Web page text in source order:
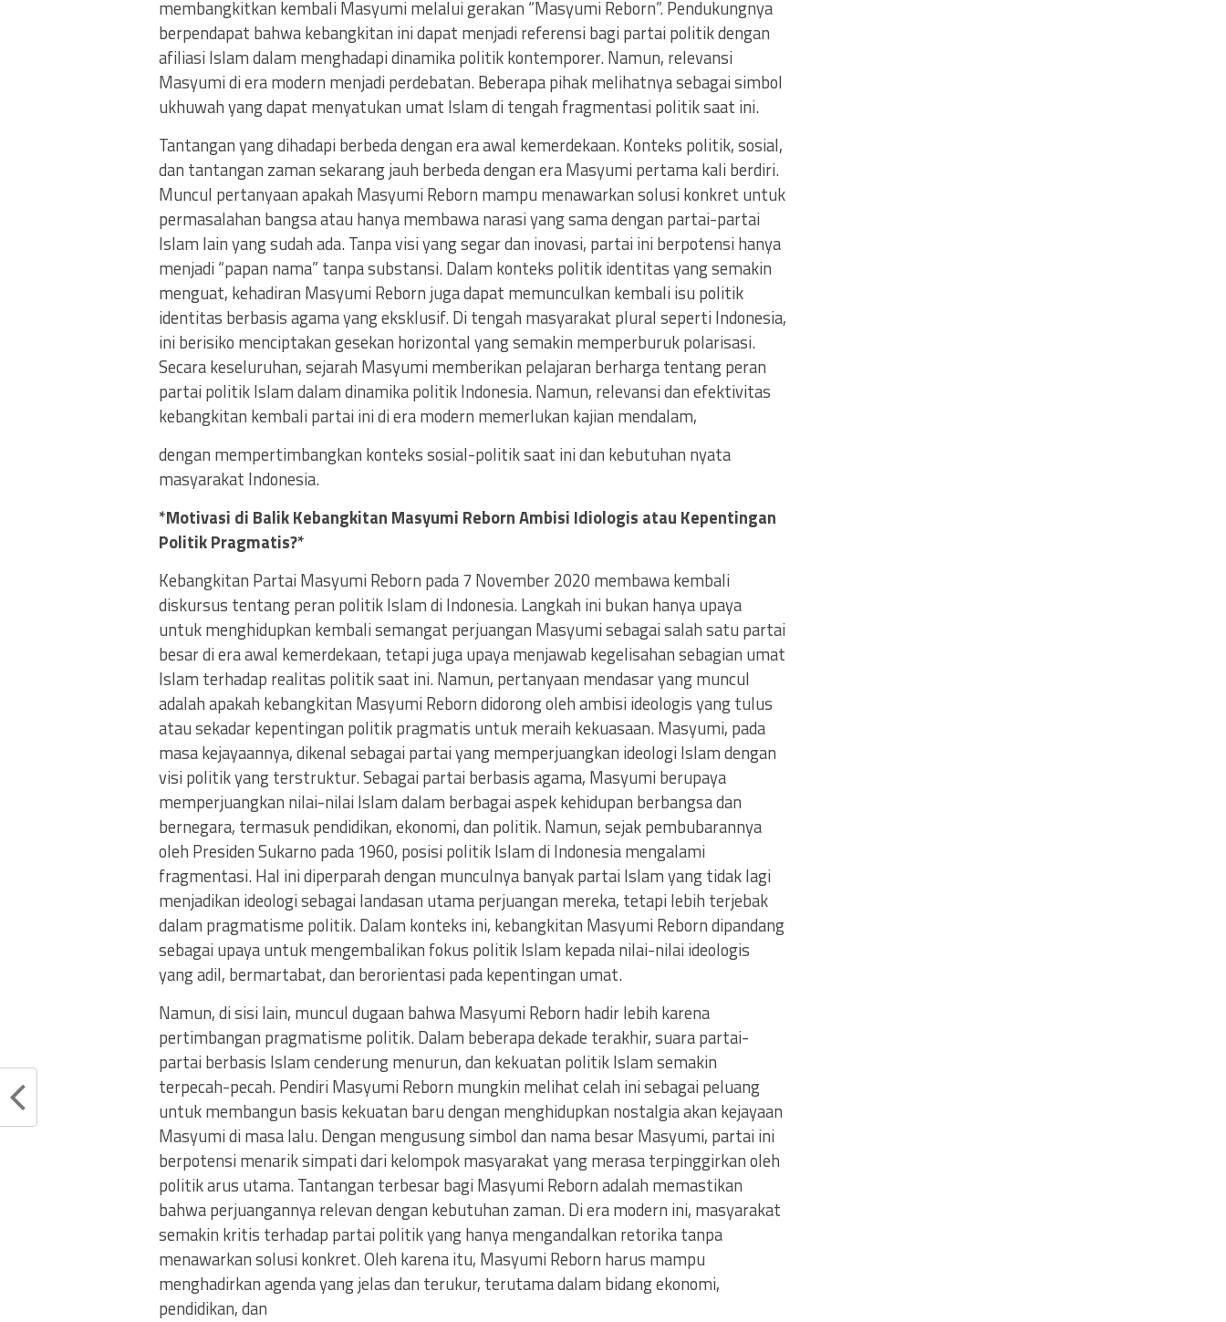
membangkitkan kembali Masyumi melalui gerakan “Masyumi Reborn”. Pendukungnya
berpendapat bahwa kebangkitan ini dapat menjadi referensi bagi partai politik dengan
afiliasi Islam dalam menghadapi dinamika politik kontemporer. Namun, relevansi
Masyumi di era modern menjadi perdebatan. Beberapa pihak melihatnya sebagai simbol
ukhuwah yang dapat menyatukan umat Islam di tengah fragmentasi politik saat ini.
Tantangan yang dihadapi berbeda dengan era awal kemerdekaan. Konteks politik, sosial,
dan tantangan zaman sekarang jauh berbeda dengan era Masyumi pertama kali berdiri.
Muncul pertanyaan apakah Masyumi Reborn mampu menawarkan solusi konkret untuk
permasalahan bangsa atau hanya membawa narasi yang sama dengan partai-partai
Islam lain yang sudah ada. Tanpa visi yang segar dan inovasi, partai ini berpotensi hanya
menjadi “papan nama” tanpa substansi. Dalam konteks politik identitas yang semakin
menguat, kehadiran Masyumi Reborn juga dapat memunculkan kembali isu politik
identitas berbasis agama yang eksklusif. Di tengah masyarakat plural seperti Indonesia,
ini berisiko menciptakan gesekan horizontal yang semakin memperburuk polarisasi.
Secara keseluruhan, sejarah Masyumi memberikan pelajaran berharga tentang peran
partai politik Islam dalam dinamika politik Indonesia. Namun, relevansi dan efektivitas
kebangkitan kembali partai ini di era modern memerlukan kajian mendalam,
dengan mempertimbangkan konteks sosial-politik saat ini dan kebutuhan nyata
masyarakat Indonesia.
*Motivasi di Balik Kebangkitan Masyumi Reborn Ambisi Idiologis atau Kepentingan
Politik Pragmatis?*
Kebangkitan Partai Masyumi Reborn pada 7 November 2020 membawa kembali
diskursus tentang peran politik Islam di Indonesia. Langkah ini bukan hanya upaya
untuk menghidupkan kembali semangat perjuangan Masyumi sebagai salah satu partai
besar di era awal kemerdekaan, tetapi juga upaya menjawab kegelisahan sebagian umat
Islam terhadap realitas politik saat ini. Namun, pertanyaan mendasar yang muncul
adalah apakah kebangkitan Masyumi Reborn didorong oleh ambisi ideologis yang tulus
atau sekadar kepentingan politik pragmatis untuk meraih kekuasaan. Masyumi, pada
masa kejayaannya, dikenal sebagai partai yang memperjuangkan ideologi Islam dengan
visi politik yang terstruktur. Sebagai partai berbasis agama, Masyumi berupaya
memperjuangkan nilai-nilai Islam dalam berbagai aspek kehidupan berbangsa dan
bernegara, termasuk pendidikan, ekonomi, dan politik. Namun, sejak pembubarannya
oleh Presiden Sukarno pada 1960, posisi politik Islam di Indonesia mengalami
fragmentasi. Hal ini diperparah dengan munculnya banyak partai Islam yang tidak lagi
menjadikan ideologi sebagai landasan utama perjuangan mereka, tetapi lebih terjebak
dalam pragmatisme politik. Dalam konteks ini, kebangkitan Masyumi Reborn dipandang
sebagai upaya untuk mengembalikan fokus politik Islam kepada nilai-nilai ideologis
yang adil, bermartabat, dan berorientasi pada kepentingan umat.
Namun, di sisi lain, muncul dugaan bahwa Masyumi Reborn hadir lebih karena
pertimbangan pragmatisme politik. Dalam beberapa dekade terakhir, suara partai-
partai berbasis Islam cenderung menurun, dan kekuatan politik Islam semakin
terpecah-pecah. Pendiri Masyumi Reborn mungkin melihat celah ini sebagai peluang
untuk membangun basis kekuatan baru dengan menghidupkan nostalgia akan kejayaan
Masyumi di masa lalu. Dengan mengusung simbol dan nama besar Masyumi, partai ini
berpotensi menarik simpati dari kelompok masyarakat yang merasa terpinggirkan oleh
politik arus utama. Tantangan terbesar bagi Masyumi Reborn adalah memastikan
bahwa perjuangannya relevan dengan kebutuhan zaman. Di era modern ini, masyarakat
semakin kritis terhadap partai politik yang hanya mengandalkan retorika tanpa
menawarkan solusi konkret. Oleh karena itu, Masyumi Reborn harus mampu
menghadirkan agenda yang jelas dan terukur, terutama dalam bidang ekonomi,
pendidikan, dan